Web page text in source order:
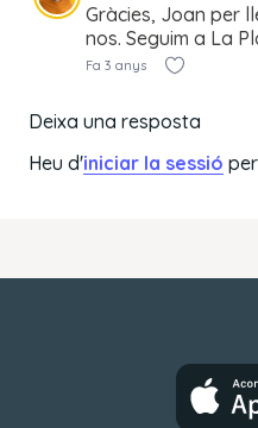
Gràcies, Joan per
nos. Seguim a La
Fa 3 anys
Deixa una resposta
Heu d'iniciar la sessió